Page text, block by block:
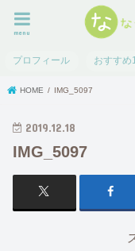
menu
プロフィール おすすめ
HOME IMG_5097
2019.12.18
IMG_5097